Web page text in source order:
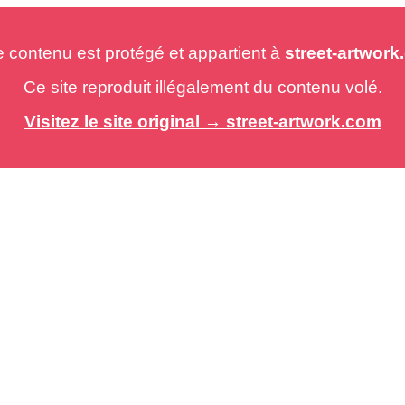
est protégé et appartient à street-
Ce site reproduit illégalement du contenu volé.
Visitez le site original → street-artwork.com